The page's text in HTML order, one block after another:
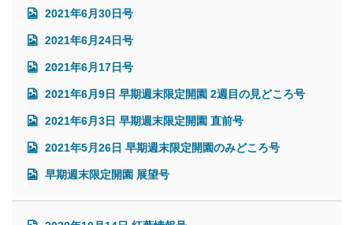
2021年6月30日号
2021年6月24日号
2021年6月17日号
2021年6月9日 早期週末限定開園 2週目の見どころ号
2021年6月3日 早期週末限定開園 直前号
2021年5月26日 早期週末限定開園のみどころ号
早期週末限定開園 展望号